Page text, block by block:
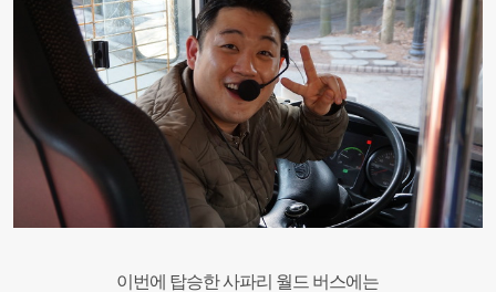
이번에 탑승한 사파리 월드 버스에는